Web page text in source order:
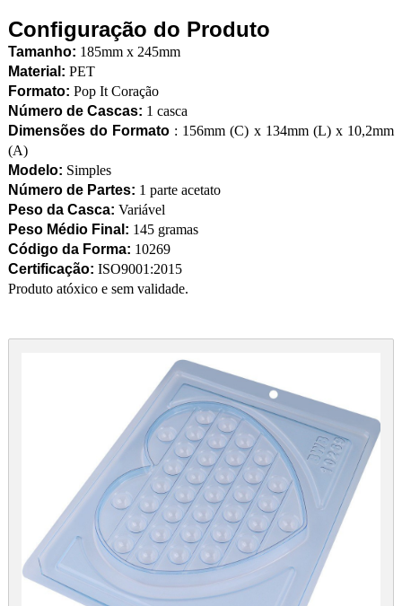
Configuração do Produto
Tamanho: 185mm x 245mm
Material: PET
Formato: Pop It Coração
Número de Cascas: 1 casca
Dimensões do Formato : 156mm (C) x 134mm (L) x 10,2mm
(A)
Modelo: Simples
Número de Partes: 1 parte acetato
Peso da Casca: Variável
Peso Médio Final: 145 gramas
Código da Forma: 10269
Certificação: ISO9001:2015
Produto atóxico e sem validade.